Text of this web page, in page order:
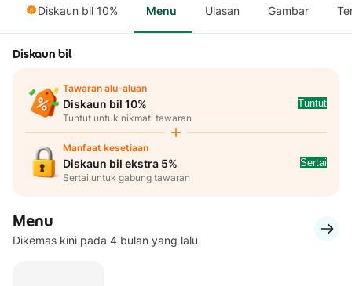
Diskaun bil 10% Menu Ulasan Gambar
Diskaun bil
Tawaran alu-aluan
Diskaun bil 10%
Tuntut untuk nikmati tawaran
Tuntut
Manfaat kesetiaan
Diskaun bil ekstra 5%
Sertai untuk gabung tawaran
Sertai
Menu
Dikemas kini pada 4 bulan yang lalu